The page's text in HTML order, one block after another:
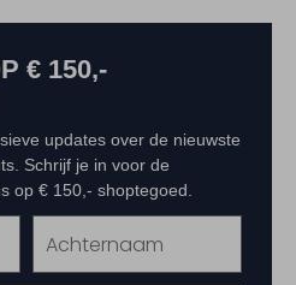
€ 150,-
updates over de nieuwste
Schrijf je in voor de
op € 150,- shoptegoed.